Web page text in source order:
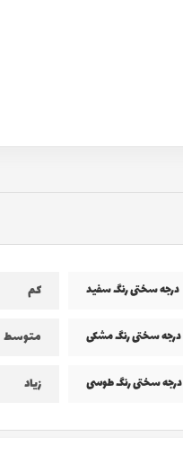
درجه سختی رنگ سفید کم
درجه سختی رنگ مشکی متوسط
درجه سختی رنگ طوسی زیاد